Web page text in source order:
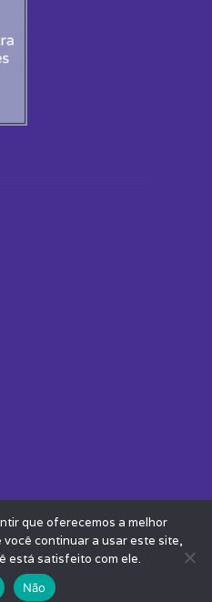
- Instituto Avisa Lá
Theme by
que oferecemos a melhor
você continuar a usar este site,
está satisfeito com ele.
Não